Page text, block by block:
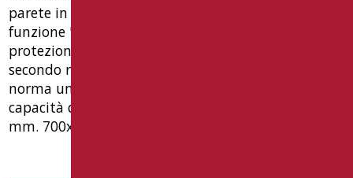
parete in nylon, a 6 fori, rosoni acciaio inox aisi430
funzione "antivandalo". • dpb-dispositivo
protezione bagno, garanzia 10 anni, progettato
secondo requisiti ue sicurezza prodotto, conforme
norma uni en iso 21856 e dm 236 del 14/06/89.
capacità di carico 150 kg. tüv tested. dimensione
mm. 700x700x700(h). tipo goman codice n-za05u